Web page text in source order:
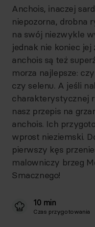
Anchois, inaczej
niepozorna, drobna
na swój niezwykle
jednak nie koniec
anchois są też
morza najlepsze:
czy selenu. A jeśli
charakterystycznej
nasz przepis na
anchois. Ich
wprost nieziemski.
pierwszy kęs
malowniczy brzeg
Smacznego!
10 min
Czas przygotowania